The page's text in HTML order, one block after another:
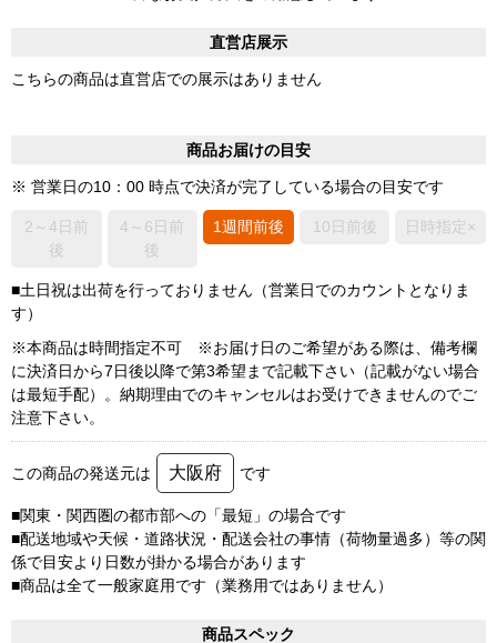
直営店展示
こちらの商品は直営店での展示はありません
商品お届けの目安
※ 営業日の10：00 時点で決済が完了している場合の目安です
2～4日前
後
4～6日前
後
1週間前後 10日前後 日時指定×
■土日祝は出荷を行っておりません（営業日でのカウントとなりま
す）
※本商品は時間指定不可 ※お届け日のご希望がある際は、備考欄
に決済日から7日後以降で第3希望まで記載下さい（記載がない場合
は最短手配）。納期理由でのキャンセルはお受けできませんのでご
注意下さい。
この商品の発送元は 大阪府 です
■関東・関西圏の都市部への「最短」の場合です
■配送地域や天候・道路状況・配送会社の事情（荷物量過多）等の関
係で目安より日数が掛かる場合があります
■商品は全て一般家庭用です（業務用ではありません）
商品スペック